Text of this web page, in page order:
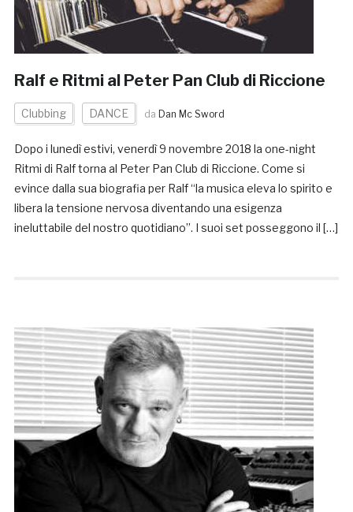
Ralf e Ritmi al Peter Pan Club di Riccione
Clubbing DANCE da Dan Mc Sword
Dopo i lunedì estivi, venerdì 9 novembre 2018 la one-night
Ritmi di Ralf torna al Peter Pan Club di Riccione. Come si
evince dalla sua biografia per Ralf “la musica eleva lo spirito e
libera la tensione nervosa diventando una esigenza
ineluttabile del nostro quotidiano”. I suoi set posseggono il […]